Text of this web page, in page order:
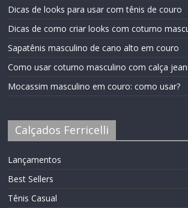
Dicas de looks para usar com tênis de couro
Dicas de como criar looks com coturno
Sapatênis masculino de cano alto em couro
Como usar coturno masculino com calça
Mocassim masculino em couro: como usar?
Calçados Ferricelli
Lançamentos
Best Sellers
Tênis Casual